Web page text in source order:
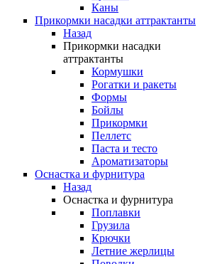
Каны
Прикормки насадки аттрактанты
Назад
Прикормки насадки
аттрактанты
Кормушки
Рогатки и ракеты
Формы
Бойлы
Прикормки
Пеллетс
Паста и тесто
Ароматизаторы
Оснастка и фурнитура
Назад
Оснастка и фурнитура
Поплавки
Грузила
Крючки
Летние жерлицы